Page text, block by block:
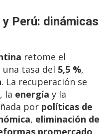
Perú: dinámicas
retome el
tasa del 5,5 %,
. La recuperación se
, la energía y la
por políticas de
, eliminación de
promercado.